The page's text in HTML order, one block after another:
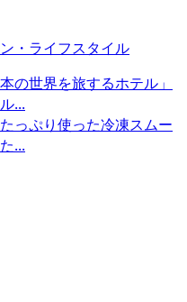
・ライフスタイル
の世界を旅するホテル」
...
っぷり使った冷凍スムー
...